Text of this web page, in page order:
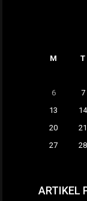
M T
6
7
13
14
20
21
27
28
ARTIKEL